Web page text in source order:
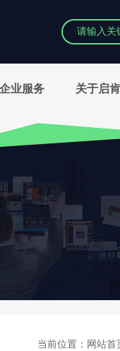
企业服务 关于启肯
当前位置： 网站首